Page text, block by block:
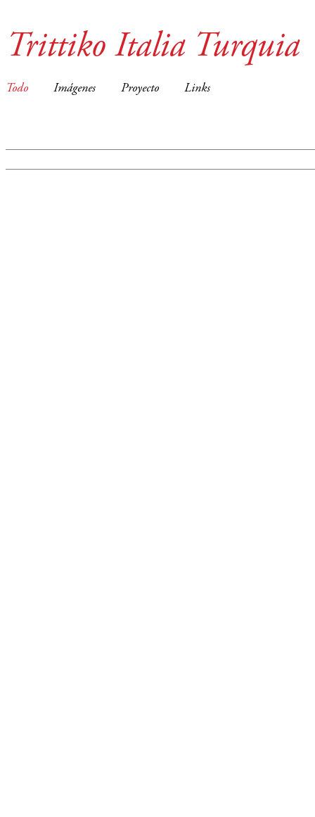
Trittiko Italia Turquia
Todo Imágenes Proyecto Links